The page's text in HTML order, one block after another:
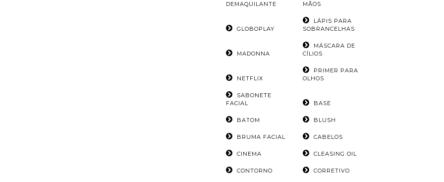
DEMAQUILANTE
MÃOS
GLOBOPLAY
LÁPIS PARA
SOBRANCELHAS
MADONNA
MÁSCARA DE
CÍLIOS
NETFLIX
PRIMER PARA
OLHOS
SABONETE
FACIAL
BASE
BATOM BLUSH
BRUMA FACIAL CABELOS
CINEMA CLEASING OIL
CONTORNO CORRETIVO